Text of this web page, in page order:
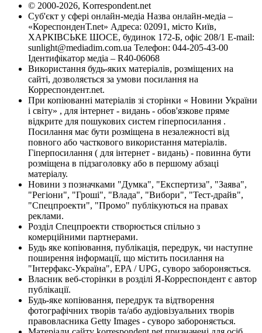
© 2000-2026, Korrespondent.net
Суб'єкт у сфері онлайн-медіа Назва онлайн-медіа –
«КореспонденТ.net» Адреса: 02091, місто Київ,
ХАРКІВСЬКЕ ШОСЕ, будинок 172-Б, офіс 208/1 E-mail:
sunlight@mediadim.com.ua Телефон: 044-205-43-00
Ідентифікатор медіа – R40-06068
Використання будь-яких матеріалів, розміщених на
сайті, дозволяється за умови посилання на
Корреспондент.net.
При копіюванні матеріалів зі сторінки « Новини України
і світу» , для інтернет - видань - обов'язкове пряме
відкрите для пошукових систем гіперпосилання .
Посилання має бути розміщена в незалежності від
повного або часткового використання матеріалів.
Гіперпосилання ( для інтернет - видань) - повинна бути
розміщена в підзаголовку або в першому абзаці
матеріалу.
Новини з позначками "Думка", "Експертиза", "Заява",
"Регіони", "Гроші", "Влада", "Вибори", "Тест-драйв",
"Спецпроекти", "Промо" публікуються на правах
реклами.
Розділ Спецпроекти створюється спільно з
комерційними партнерами.
Будь яке копіювання, публікація, передрук, чи наступне
поширення інформації, що містить посилання на
"Інтерфакс-Україна", EPA / UPG, суворо забороняється.
Власник веб-сторінки в розділі Я-Корреспондент є автор
публікації.
Будь-яке копіювання, передрук та відтворення
фотографічних творів та/або аудіовізуальних творів
правовласника Getty Images - суворо забороняється.